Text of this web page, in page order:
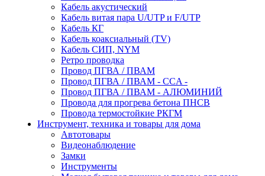
Кабель акустический
Кабель витая пара U/UTP и F/UTP
Кабель КГ
Кабель коаксиальный (TV)
Кабель СИП, NYM
Ретро проводка
Провод ПГВА / ПВАМ
Провод ПГВА / ПВАМ - CCA -
Провод ПГВА / ПВАМ - АЛЮМИНИЙ
Провода для прогрева бетона ПНСВ
Провода термостойкие РКГМ
Инструмент, техника и товары для дома
Автотовары
Видеонаблюдение
Замки
Инструменты